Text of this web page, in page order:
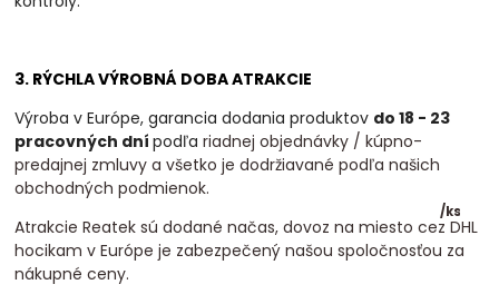
/ks
3. RÝCHLA VÝROBNÁ DOBA ATRAKCIE
Výroba v Európe, garancia dodania produktov do 18 - 23
pracovných dnípodľariadnej objednávky / kúpno-
predajnej zmluvy a všetko je dodržiavané podľa našich
obchodných podmienok.
Atrakcie Reatek sú dodané načas, dovoz na miesto cez DHL
hocikam v Európe je zabezpečený našou spoločnosťou za
nákupné ceny.